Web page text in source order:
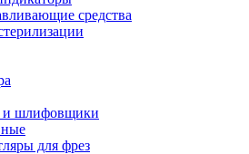
средства
и шлифовщики
для фрез